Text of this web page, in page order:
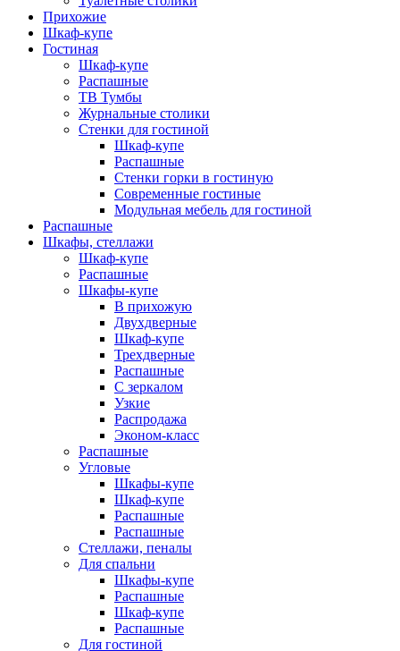
Прихожие
Шкаф-купе
Гостиная
Шкаф-купе
Распашные
ТВ Тумбы
Журнальные столики
Стенки для гостиной
Шкаф-купе
Распашные
Стенки горки в гостиную
Современные гостиные
Модульная мебель для гостиной
Распашные
Шкафы, стеллажи
Шкаф-купе
Распашные
Шкафы-купе
В прихожую
Двухдверные
Шкаф-купе
Трехдверные
Распашные
С зеркалом
Узкие
Распродажа
Эконом-класс
Распашные
Угловые
Шкафы-купе
Шкаф-купе
Распашные
Распашные
Стеллажи, пеналы
Для спальни
Шкафы-купе
Распашные
Шкаф-купе
Распашные
Для гостиной